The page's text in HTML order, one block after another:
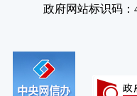
政府网站标识码